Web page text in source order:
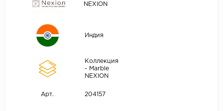
NEXION
Индия
Коллекция
- Marble
NEXION
Арт. 204157